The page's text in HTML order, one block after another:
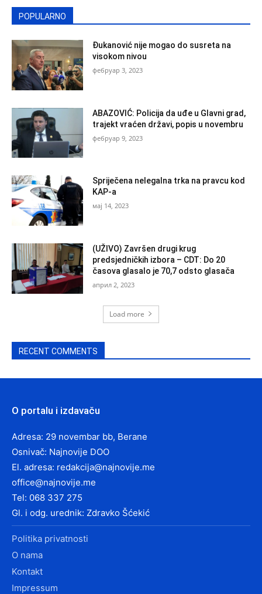
POPULARNO
Đukanović nije mogao do susreta na
visokom nivou
фебруар 3, 2023
ABAZOVIĆ: Policija da uđe u Glavni grad,
trajekt vraćen državi, popis u novembru
фебруар 9, 2023
Spriječena nelegalna trka na pravcu kod
KAP-a
мај 14, 2023
(UŽIVO) Završen drugi krug
predsjedničkih izbora – CDT: Do 20
časova glasalo je 70,7 odsto glasača
април 2, 2023
Load more
RECENT COMMENTS
O portalu i izdavaču
Adresa: 29 novembar bb, Berane
Osnivač: Najnovije DOO
El. adresa: redakcija@najnovije.me
office@najnovije.me
Tel: 068 337 275
Gl. i odg. urednik: Zdravko Šćekić
Politika privatnosti
O nama
Kontakt
Impressum